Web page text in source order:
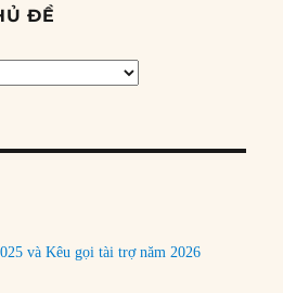
ĐỀ
và Kêu gọi tài trợ năm 2026